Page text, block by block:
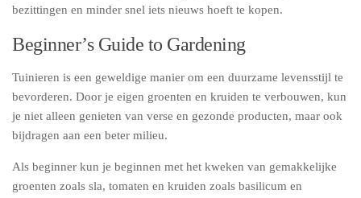
bezittingen en minder snel iets nieuws hoeft te kopen.
Beginner’s Guide to Gardening
Tuinieren is een geweldige manier om een duurzame levensstijl te
bevorderen. Door je eigen groenten en kruiden te verbouwen, kun
je niet alleen genieten van verse en gezonde producten, maar ook
bijdragen aan een beter milieu.
Als beginner kun je beginnen met het kweken van gemakkelijke
groenten zoals sla, tomaten en kruiden zoals basilicum en